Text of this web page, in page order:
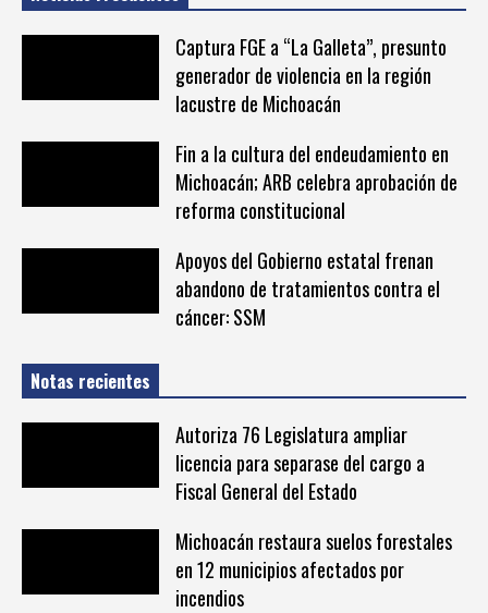
Captura FGE a “La Galleta”, presunto
generador de violencia en la región
lacustre de Michoacán
Fin a la cultura del endeudamiento en
Michoacán; ARB celebra aprobación de
reforma constitucional
Apoyos del Gobierno estatal frenan
abandono de tratamientos contra el
cáncer: SSM
Notas recientes
Autoriza 76 Legislatura ampliar
licencia para separase del cargo a
Fiscal General del Estado
Michoacán restaura suelos forestales
en 12 municipios afectados por
incendios